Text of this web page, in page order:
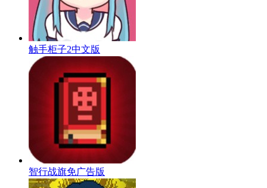
触手柜子2中文版
智行战旗免广告版